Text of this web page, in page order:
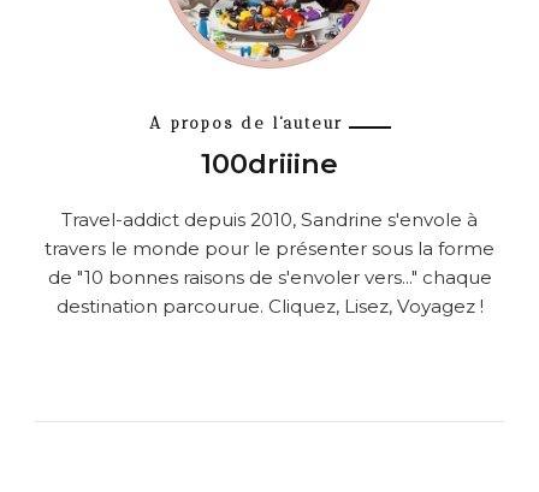
A propos de l'auteur
100driiine
Travel-addict depuis 2010, Sandrine s'envole à
travers le monde pour le présenter sous la forme
de "10 bonnes raisons de s'envoler vers..." chaque
destination parcourue. Cliquez, Lisez, Voyagez !